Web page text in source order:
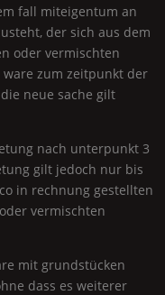
fall miteigentum an
der sich aus dem
oder vermischten
zum zeitpunkt der
neue sache gilt
nach unterpunkt 3
gilt jedoch nur bis
in rechnung gestellten
vermischten
mit grundstücken
dass es weiterer